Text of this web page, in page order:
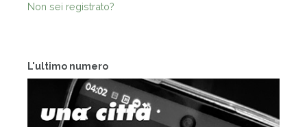
L'ultimo numero
Non sei registrato?